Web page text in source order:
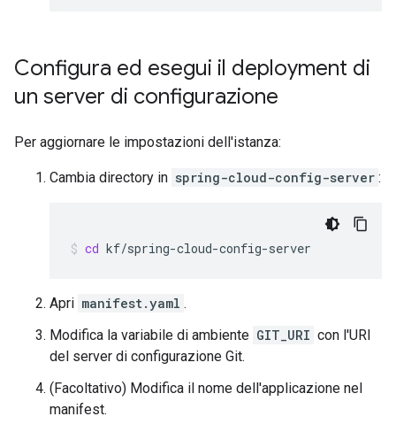
Configura ed esegui il deployment di
un server di configurazione
Per aggiornare le impostazioni dell'istanza:
Cambia directory in spring-cloud-config-server :
cd kf/spring-cloud-config-server
Apri manifest.yaml .
Modifica la variabile di ambiente GIT_URI con l'URI
del server di configurazione Git.
(Facoltativo) Modifica il nome dell'applicazione nel
manifest.